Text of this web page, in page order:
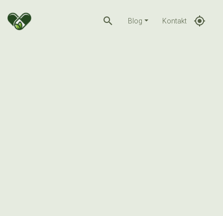
search Blog Kontakt gps_fixed